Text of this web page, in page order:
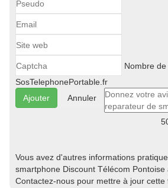
Nombre
SosTelephonePortable.fr
Annuler
Vous avez d'autres informations
smartphone Discount Télécom Pontoise
Contactez-nous pour mettre à jour cette